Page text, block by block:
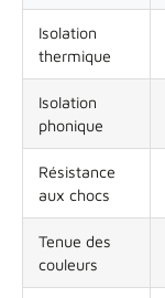
Isolation
thermique
Isolation
phonique
Résistance
aux chocs
Tenue des
couleurs